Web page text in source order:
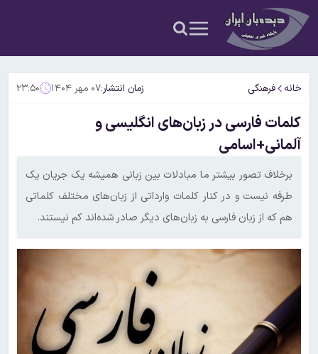
خانه فرهنگی زمان انتشار:۰۷ مهر ۱۴۰۴ ۲۳:۵۰
کلمات فارسی در زبان‌های انگلیسی و
آلمانی+اسامی
برخلاف تصور بیشتر ما مبادلات بین زبانی همیشه یک جریان یک
طرفه نیست و در کنار کلمات وارداتی از زبان‌های مختلف کلماتی
هم که از زبان فارسی به زبان‌های دیگر صادر شده‌اند کم نیستند.